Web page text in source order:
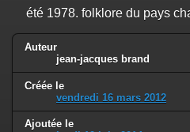
été 1978. folklore du pays
Auteur
jean-jacques brand
Créée le
vendredi 16 mars 2012
Ajoutée le